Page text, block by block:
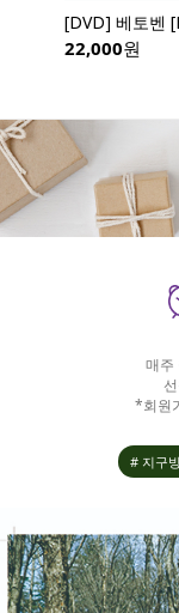
[DVD] 베토벤
22,000원
매주
*회원
# 지구